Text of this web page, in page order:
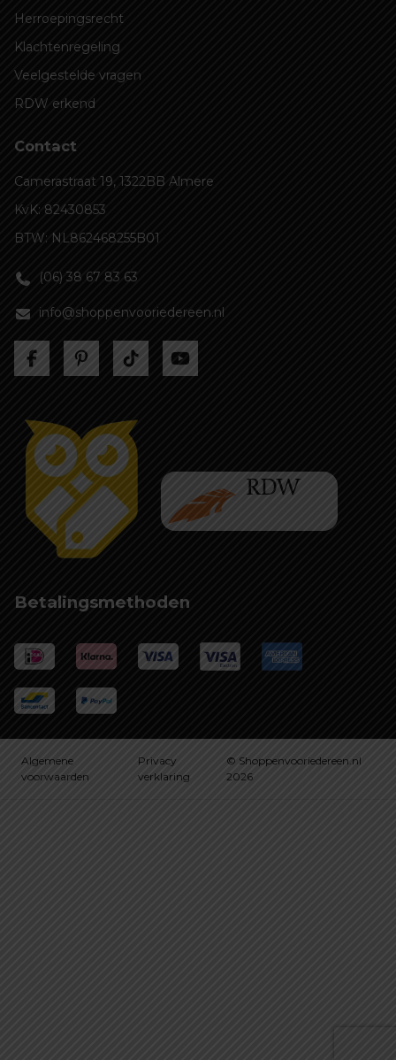
Herroepingsrecht
Klachtenregeling
Veelgestelde vragen
RDW erkend
Contact
Camerastraat 19, 1322BB Almere
KvK: 82430853
BTW: NL862468255B01
(06) 38 67 83 63
info@shoppenvooriedereen.nl
Betalingsmethoden
Algemene
voorwaarden
Privacy
verklaring
© Shoppenvooriedereen.nl
2026